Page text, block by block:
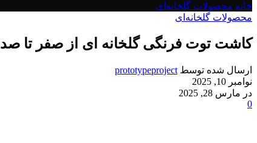
خانه محصولات گلخانه‌ای
محصولات گلخانه‌ای
کاشت توت فرنگی گلخانه ای از صفر تا صد
ارسال شده توسط prototypeproject
نوامبر 10, 2025
در مارس 28, 2025
0